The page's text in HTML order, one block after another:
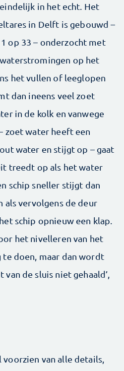
in het echt. Het
in Delft is gebouwd –
op 33 – onderzocht met
op het
het vullen of leeglopen
dan ineens veel zoet
in de kolk en vanwege
zoet water heeft een
water en stijgt op – gaat
treedt op als het water
schip sneller stijgt dan
als vervolgens de deur
schip opnieuw een klap.
het nivelleren van het
doen, maar dan wordt
de sluis niet gehaald’,
van alle details,